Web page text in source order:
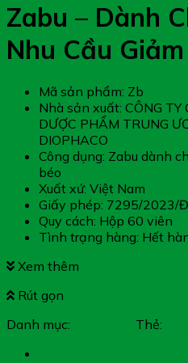
Zabu – Dành
Nhu Cầu
Mã sản phẩm: Zb
Nhà sản xuất: CÔNG
DƯỢC PHẨM TRUNG
DIOPHACO
Công dụng: Zabu dành
béo
Xuất xứ: Việt Nam
Giấy phép: 7295/2023/
Quy cách: Hộp 60 viên
Tình trạng hàng: Hết
Xem thêm
Rút gọn
Danh mục:
Thẻ: